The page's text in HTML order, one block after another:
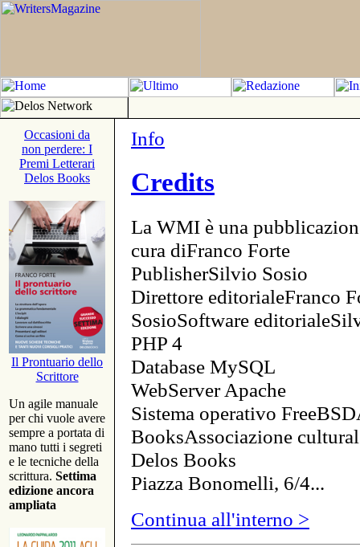
Occasioni da
non perdere: I
Premi Letterari
Delos Books
Il Prontuario dello
Scrittore
Un agile manuale
per chi vuole avere
sempre a portata di
mano tutti i segreti
e le tecniche della
scrittura. Settima
edizione ancora
ampliata
Info
Credits
La WMI è una
cura diFranco Forte
PublisherSilvio Sosio
Direttore editorialeFranco
SosioSoftware
PHP 4
Database MySQL
WebServer Apache
Sistema operativo
BooksAssociazione
Delos Books
Piazza Bonomelli, 6/4...
Continua all'interno >